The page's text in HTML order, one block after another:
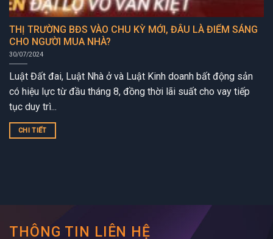
THỊ TRƯỜNG BĐS VÀO CHU KỲ MỚI, ĐÂU LÀ ĐIỂM SÁNG
CHO NGƯỜI MUA NHÀ?
30/07/2024
Luật Đất đai, Luật Nhà ở và Luật Kinh doanh bất động sản
có hiệu lực từ đầu tháng 8, đồng thời lãi suất cho vay tiếp
tục duy trì...
CHI TIẾT
THÔNG TIN LIÊN HỆ